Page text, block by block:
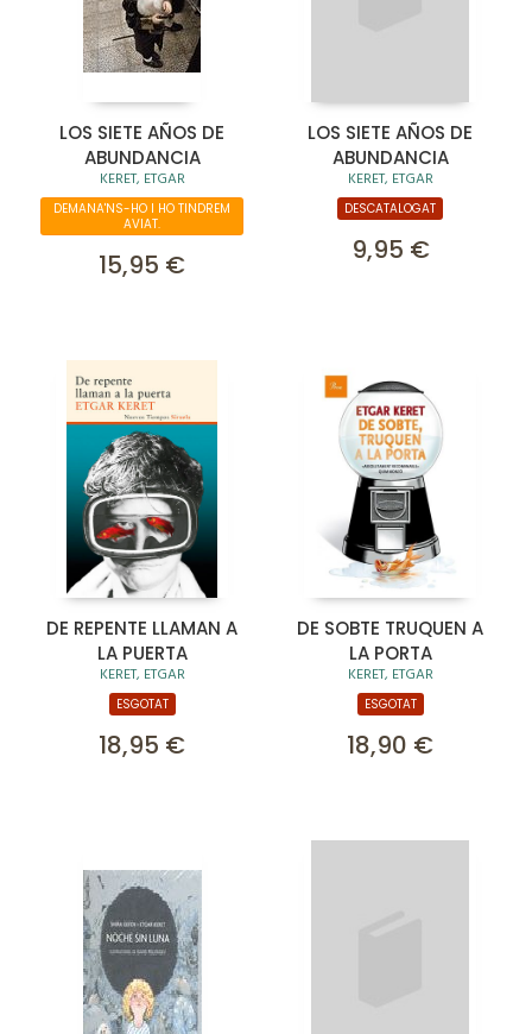
LOS SIETE AÑOS DE
ABUNDANCIA
KERET, ETGAR
DEMANA'NS-HO I HO TINDREM
AVIAT.
15,95 €
LOS SIETE AÑOS DE
ABUNDANCIA
KERET, ETGAR
DESCATALOGAT
9,95 €
DE REPENTE LLAMAN A
LA PUERTA
KERET, ETGAR
ESGOTAT
18,95 €
DE SOBTE TRUQUEN A
LA PORTA
KERET, ETGAR
ESGOTAT
18,90 €